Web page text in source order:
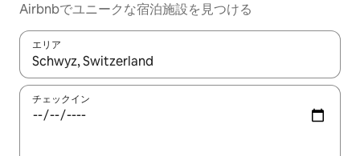
Airbnbでユニークな宿泊施設を見つける
エリア
検索結果が表示されたら、上下の矢印キーを使って移動するか
チェックイン